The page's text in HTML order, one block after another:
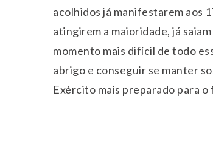
acolhidos já manifestarem aos
atingirem a maioridade, já
momento mais difícil de todo
abrigo e conseguir se manter
Exército mais preparado para o